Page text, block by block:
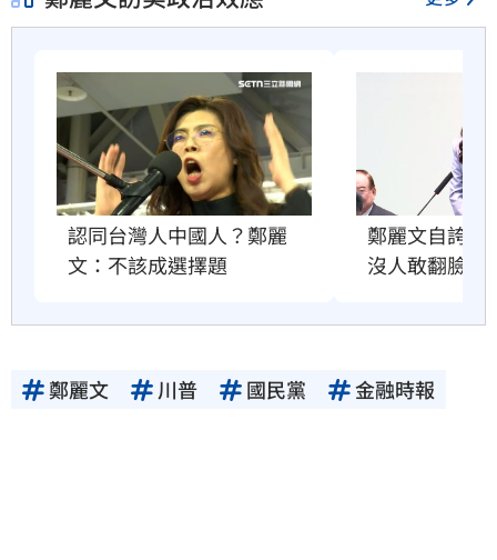
認同台灣人中國人？鄭麗
文：不該成選擇題
鄭麗文自誇很
沒人敢翻臉原
鄭麗文 川普 國民黨 金融時報